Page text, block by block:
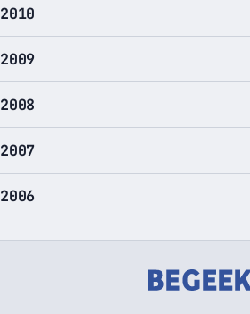
2010
2009
2008
2007
2006